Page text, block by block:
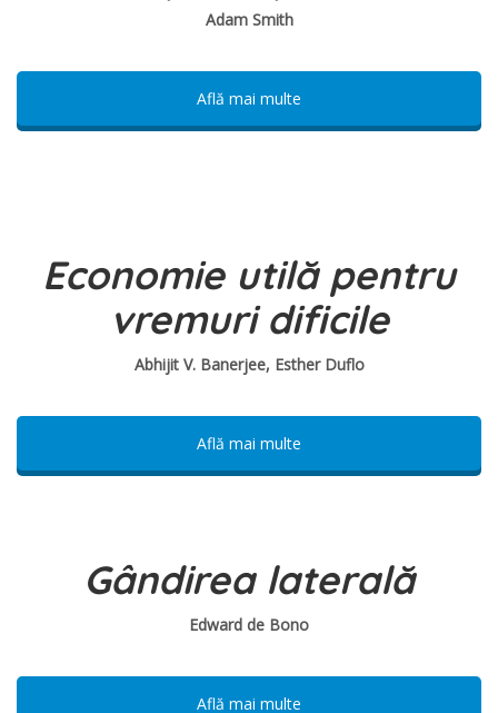
Adam Smith
Află mai multe
Economie utilă pentru
vremuri dificile
Abhijit V. Banerjee, Esther Duflo
Află mai multe
Gândirea laterală
Edward de Bono
Află mai multe